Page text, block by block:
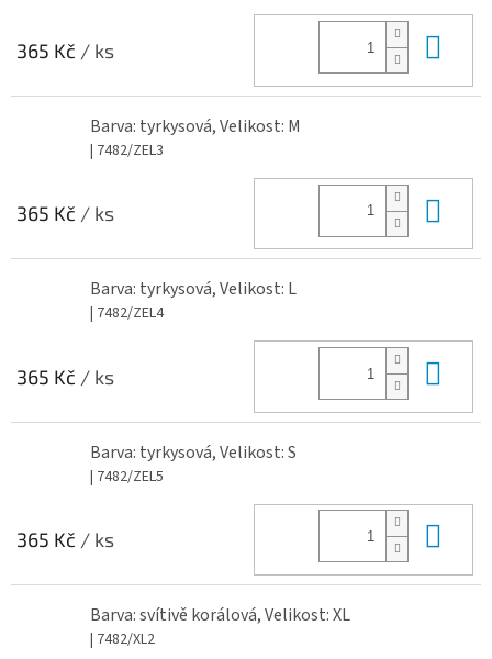
365 Kč / ks
Barva: tyrkysová, Velikost: M
| 7482/ZEL3
365 Kč / ks
Barva: tyrkysová, Velikost: L
| 7482/ZEL4
365 Kč / ks
Barva: tyrkysová, Velikost: S
| 7482/ZEL5
365 Kč / ks
Barva: svítivě korálová, Velikost: XL
| 7482/XL2